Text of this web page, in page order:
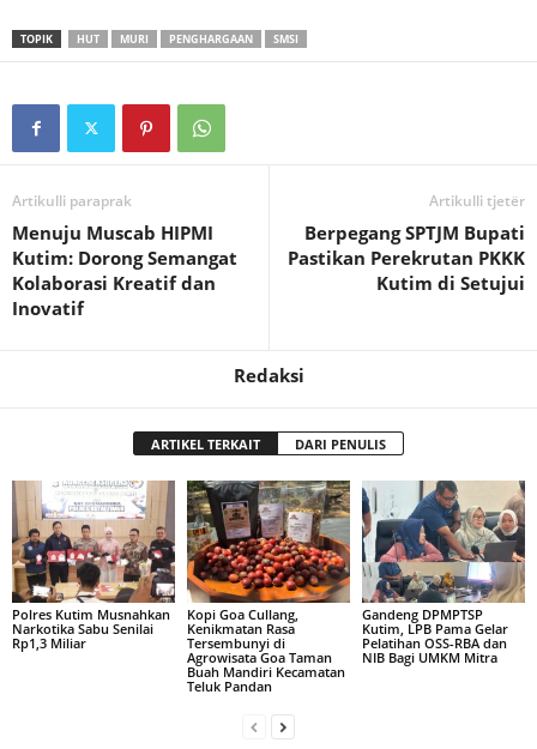
TOPIK HUT MURI PENGHARGAAN SMSI
Artikulli paraprak
Menuju Muscab HIPMI
Kutim: Dorong Semangat
Kolaborasi Kreatif dan
Inovatif
Artikulli tjetër
Berpegang SPTJM Bupati
Pastikan Perekrutan PKKK
Kutim di Setujui
Redaksi
ARTIKEL TERKAIT DARI PENULIS
Polres Kutim Musnahkan
Narkotika Sabu Senilai
Rp1,3 Miliar
Kopi Goa Cullang,
Kenikmatan Rasa
Tersembunyi di
Agrowisata Goa Taman
Buah Mandiri Kecamatan
Teluk Pandan
Gandeng DPMPTSP
Kutim, LPB Pama Gelar
Pelatihan OSS-RBA dan
NIB Bagi UMKM Mitra